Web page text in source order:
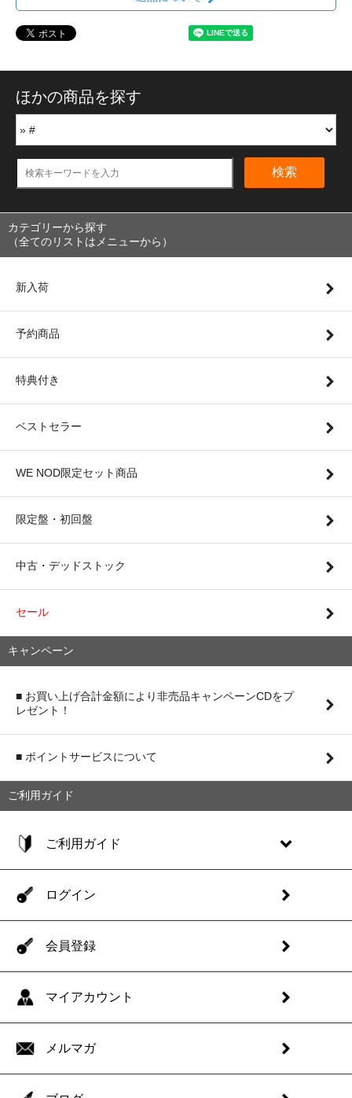
ほかの商品を探す
検索
カテゴリーから探す
（全てのリストはメニューから）
新入荷
予約商品
特典付き
ベストセラー
WE NOD限定セット商品
限定盤・初回盤
中古・デッドストック
セール
キャンペーン
■ お買い上げ合計金額により非売品キャンペーンCDをプ
レゼント！
■ ポイントサービスについて
ご利用ガイド
ご利用ガイド
ログイン
会員登録
マイアカウント
メルマガ